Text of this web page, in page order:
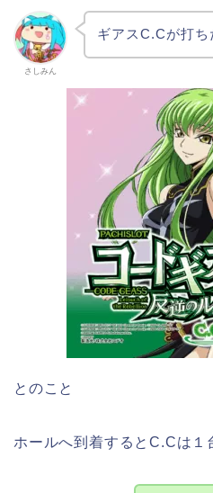
さしみん
ギアスC.Cが打ち
とのこと
ホールへ到着するとC.Cは１